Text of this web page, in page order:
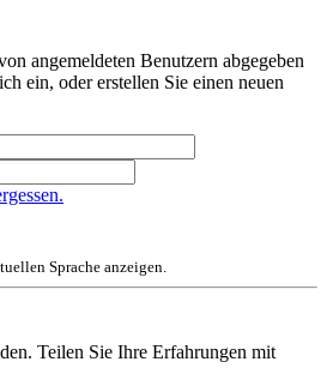
angemeldeten Benutzern abgegeben
ein, oder erstellen Sie einen neuen
Sprache anzeigen.
Teilen Sie Ihre Erfahrungen mit